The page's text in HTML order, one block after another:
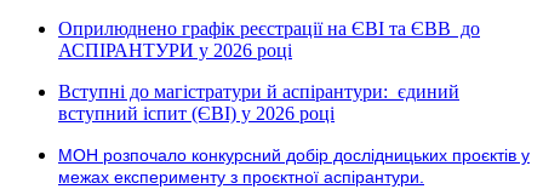
Оприлюднено графік реєстрації на ЄВІ та ЄВВ до
АСПІРАНТУРИ у 2026 році
Вступні до магістратури й аспірантури: єдиний
вступний іспит (ЄВІ) у 2026 році
МОН розпочало конкурсний добір дослідницьких проєктів у
межах експерименту з проєктної аспірантури.